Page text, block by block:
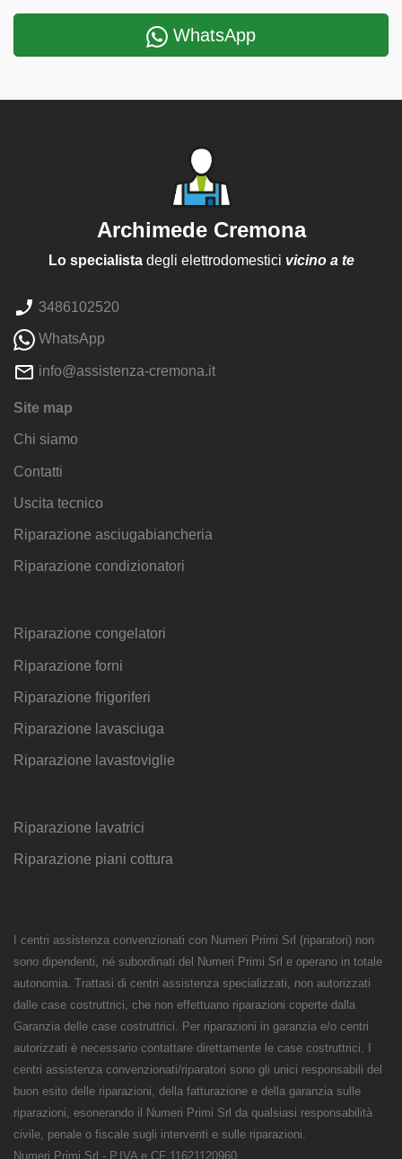
WhatsApp
Archimede Cremona
Lo specialistadegli elettrodomestici vicino a te
3486102520
WhatsApp
info@assistenza-cremona.it
Site map
Chi siamo
Contatti
Uscita tecnico
Riparazione asciugabiancheria
Riparazione condizionatori
Riparazione congelatori
Riparazione forni
Riparazione frigoriferi
Riparazione lavasciuga
Riparazione lavastoviglie
Riparazione lavatrici
Riparazione piani cottura
I centri assistenza convenzionati con Numeri Primi Srl (riparatori) non
sono dipendenti, né subordinati del Numeri Primi Srl e operano in totale
autonomia. Trattasi di centri assistenza specializzati, non autorizzati
dalle case costruttrici, che non effettuano riparazioni coperte dalla
Garanzia delle case costruttrici. Per riparazioni in garanzia e/o centri
autorizzati è necessario contattare direttamente le case costruttrici. I
centri assistenza convenzionati/riparatori sono gli unici responsabili del
buon esito delle riparazioni, della fatturazione e della garanzia sulle
riparazioni, esonerando il Numeri Primi Srl da qualsiasi responsabilità
civile, penale o fiscale sugli interventi e sulle riparazioni.
Numeri Primi Srl - P.IVA e CF 11621120960